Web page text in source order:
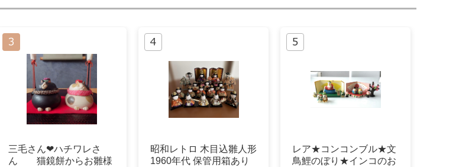
三毛さん❤︎ハチワレさ
ん 猫鏡餅からお雛様
昭和レトロ 木目込雛人形
1960年代 保管用箱あり
レア★コンコンブル★文
鳥鯉のぼり★インコのお